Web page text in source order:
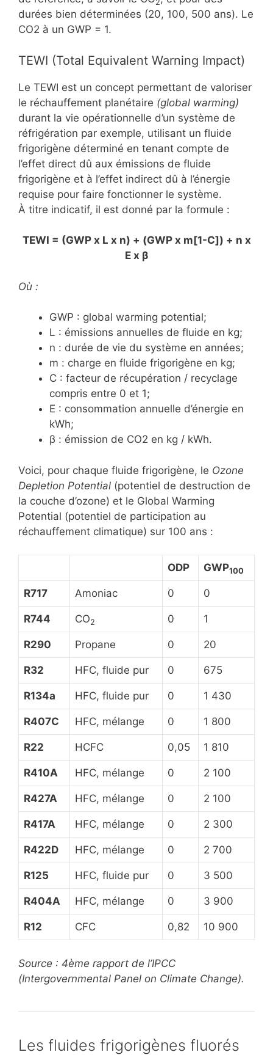
2
durées bien déterminées (20, 100, 500 ans). Le
CO2 à un GWP = 1.
TEWI (Total Equivalent Warning Impact)
Le TEWI est un concept permettant de valoriser
le réchauffement planétaire (global warming)
durant la vie opérationnelle d’un système de
réfrigération par exemple, utilisant un fluide
frigorigène déterminé en tenant compte de
l’effet direct dû aux émissions de fluide
frigorigène et à l’effet indirect dû à l’énergie
requise pour faire fonctionner le système.
À titre indicatif, il est donné par la formule :
TEWI = (GWP x L x n) + (GWP x m[1-C]) + n x
E x β
Où :
GWP : global warming potential;
L : émissions annuelles de fluide en kg;
n : durée de vie du système en années;
m : charge en fluide frigorigène en kg;
C : facteur de récupération / recyclage
compris entre 0 et 1;
E : consommation annuelle d’énergie en
kWh;
β : émission de CO2 en kg / kWh.
Voici, pour chaque fluide frigorigène, le Ozone
Depletion Potential (potentiel de destruction de
la couche d’ozone) et le Global Warming
Potential (potentiel de participation au
réchauffement climatique) sur 100 ans :
ODP GWP100
R717 Amoniac 0 0
R744 CO2 0 1
R290 Propane 0 20
R32 HFC, fluide pur 0 675
R134a HFC, fluide pur 0 1 430
R407C HFC, mélange 0 1 800
R22 HCFC 0,05 1 810
R410A HFC, mélange 0 2 100
R427A HFC, mélange 0 2 100
R417A HFC, mélange 0 2 300
R422D HFC, mélange 0 2 700
R125 HFC, fluide pur 0 3 500
R404A HFC, mélange 0 3 900
R12 CFC 0,82 10 900
Source : 4ème rapport de l’IPCC
(Intergovernmental Panel on Climate Change).
Les fluides frigorigènes fluorés